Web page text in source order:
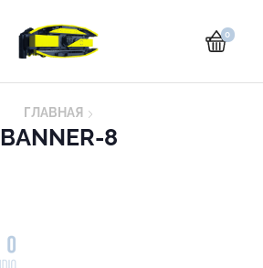
0
ГЛАВНАЯ
BANNER-8